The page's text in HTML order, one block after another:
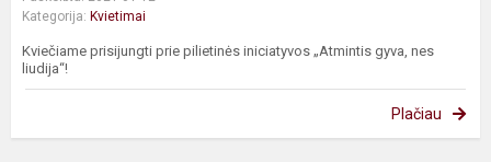
Kategorija: Kvietimai
Kviečiame prisijungti prie pilietinės iniciatyvos „Atmintis gyva, nes
liudija“!
Plačiau